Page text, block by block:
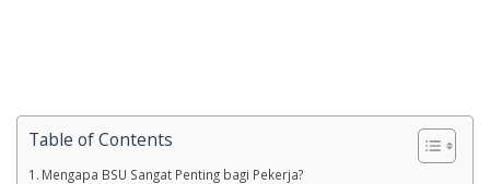
Table of Contents
Mengapa BSU Sangat Penting bagi Pekerja?